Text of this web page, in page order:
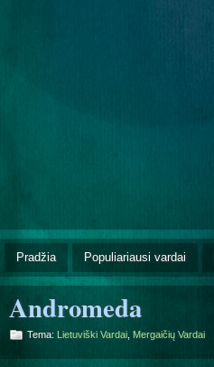
Pradžia Populiariausi vardai
Andromeda
Tema: Lietuviški Vardai Mergaičių Vardai